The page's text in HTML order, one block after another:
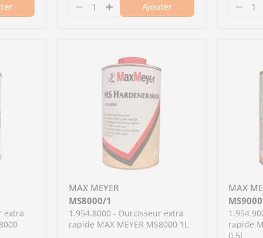
standard MAX MEYER UHS2860 2.5L pour
standard MAX MEYER UHS2860 2.5L
pour 1.954.2870 - Durcisseur rapide MAX
la quantité pour 1.954.2870 - Durcisseur rapide
Diminuer la quantité pour
Augmenter la quantité pour
Ajouter
extra
MAX MEYER
MS8000/1
1.954.8000 - Durcisseur extra
rapide MAX MEYER MS8000 1L
MAX
MS9000
rapide
0.5L